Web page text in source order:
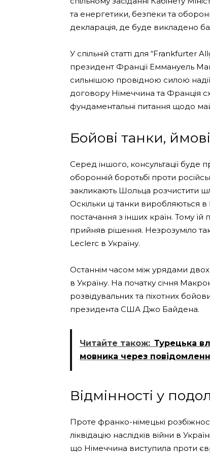
та енергетики, безпеки та
декларація, де буде викладено
У спільній статті для “Frankfurter
президент Франції Еммануель
сильнішою провідною силою
договору Німеччина та Франція
фундаментальні питання щодо
Бойові танки,
Серед іншого, консультації буде
оборонній боротьбі проти
закликають Шольца розчистити
Оскільки ці танки виробляються
постачання з інших країн. Тому
прийняв рішення. Незрозуміло
Leclerc в Україну.
Останнім часом між урядами двох
в Україну. На початку січня
розвідувальних та піхотних
президента США Джо Байдена.
Читайте також: Турецька
мовника через
Відмінності у
Проте франко-німецькі
ліквідацію наслідків війни в
що Німеччина виступила проти